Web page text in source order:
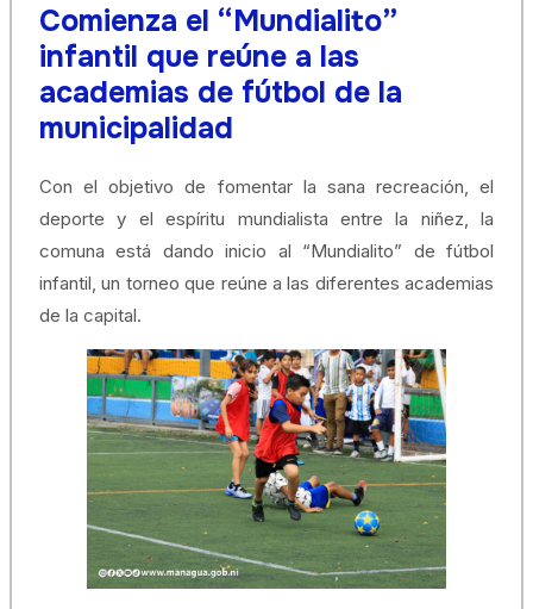
Comienza el “Mundialito”
infantil que reúne a las
academias de fútbol de la
municipalidad
Con el objetivo de fomentar la sana recreación, el
deporte y el espíritu mundialista entre la niñez, la
comuna está dando inicio al “Mundialito” de fútbol
infantil, un torneo que reúne a las diferentes academias
de la capital.